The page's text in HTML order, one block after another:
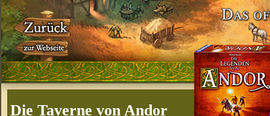
Die Taverne von Andor